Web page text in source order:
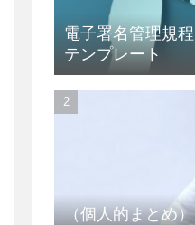
電子署名管理規
テンプレート
（個人的まとめ